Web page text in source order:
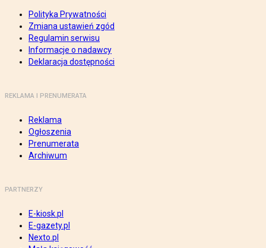
Polityka Prywatności
Zmiana ustawień zgód
Regulamin serwisu
Informacje o nadawcy
Deklaracja dostępności
REKLAMA I PRENUMERATA
Reklama
Ogłoszenia
Prenumerata
Archiwum
PARTNERZY
E-kiosk.pl
E-gazety.pl
Nexto.pl